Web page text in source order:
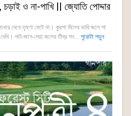
চড়াই ও না-পাখি || জ্যোতি পোদ্দার
দেখে তৃষ্ণা মেটে না। কুরশা বিলের ভারি জলে পা
পাট-জাগ-দেয়া জলের তীব্র গন... পুরোটা পড়ুন